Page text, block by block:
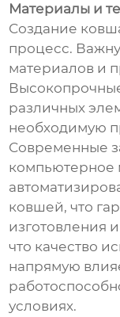
Материалы и
Создание
процесс.
материалов и
различных
необходимую
Современные
компьютерное
ковшей, что
изготовления
что качество
напрямую
условиях.